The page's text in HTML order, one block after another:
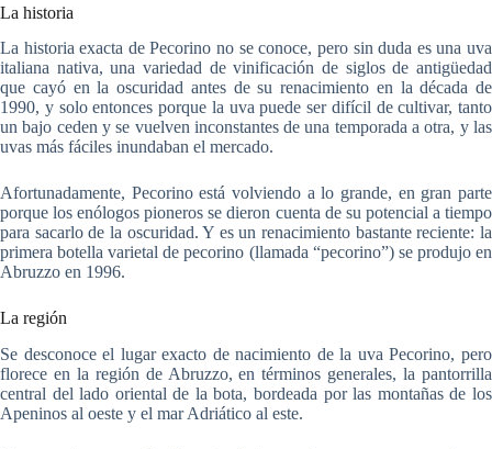
La historia
La historia exacta de Pecorino no se conoce, pero sin duda es una uva
italiana nativa, una variedad de vinificación de siglos de antigüedad
que cayó en la oscuridad antes de su renacimiento en la década de
1990, y solo entonces porque la uva puede ser difícil de cultivar, tanto
un bajo ceden y se vuelven inconstantes de una temporada a otra, y las
uvas más fáciles inundaban el mercado.
Afortunadamente, Pecorino está volviendo a lo grande, en gran parte
porque los enólogos pioneros se dieron cuenta de su potencial a tiempo
para sacarlo de la oscuridad. Y es un renacimiento bastante reciente: la
primera botella varietal de pecorino (llamada “pecorino”) se produjo en
Abruzzo en 1996.
La región
Se desconoce el lugar exacto de nacimiento de la uva Pecorino, pero
florece en la región de Abruzzo, en términos generales, la pantorrilla
central del lado oriental de la bota, bordeada por las montañas de los
Apeninos al oeste y el mar Adriático al este.